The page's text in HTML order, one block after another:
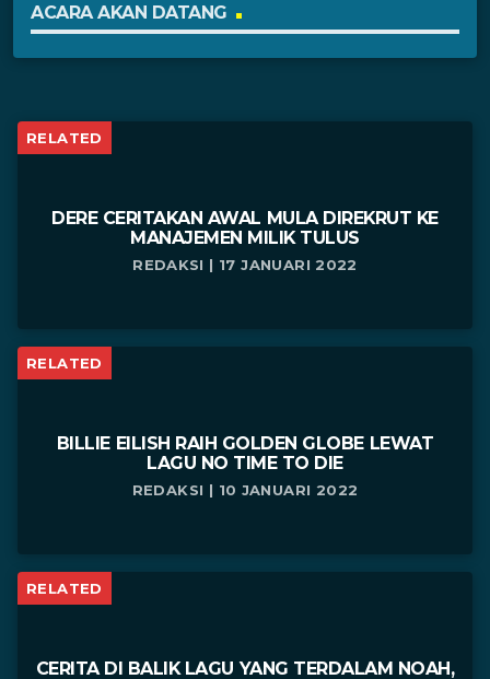
ACARA AKAN DATANG
RELATED
DERE CERITAKAN AWAL MULA DIREKRUT KE
MANAJEMEN MILIK TULUS
REDAKSI | 17 JANUARI 2022
RELATED
BILLIE EILISH RAIH GOLDEN GLOBE LEWAT
LAGU NO TIME TO DIE
REDAKSI | 10 JANUARI 2022
RELATED
CERITA DI BALIK LAGU YANG TERDALAM NOAH,